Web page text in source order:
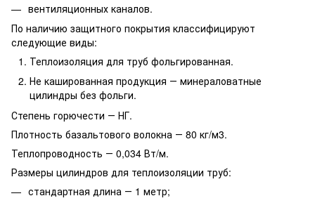
вентиляционных каналов.
По наличию защитного покрытия классифицируют
следующие виды:
Теплоизоляция для труб фольгированная.
Не кашированная продукция ― минераловатные
цилиндры без фольги.
Степень горючести ― НГ.
Плотность базальтового волокна ― 80 кг/м3.
Теплопроводность ― 0,034 Вт/м.
Размеры цилиндров для теплоизоляции труб:
стандартная длина ― 1 метр;